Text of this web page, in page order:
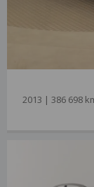
2013 | 386 698